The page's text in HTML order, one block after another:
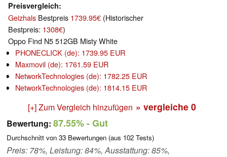
Preisvergleich
Geizhals Bestpreis 1739.95€ (Historischer
Bestpreis: 1308€)
Oppo Find N5 512GB Misty White
PHONECLICK (de): 1739.95 EUR
Maxmovil (de): 1761.59 EUR
NetworkTechnologies (de): 1782.25 EUR
NetworkTechnologies (de): 1814.15 EUR
[+] Zum Vergleich hinzufügen » vergleiche 0
Bewertung: 87.55%- Gut
Durchschnitt von 33 Bewertungen (aus 102 Tests)
Preis: 78%, Leistung: 84%, Ausstattung: 85%,